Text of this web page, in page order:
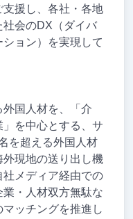
援し、各社・各地
会のDX（ダイバ
ョン）を実現して
国人材を、「介
を中心とする、サ
を超える外国人材
現地の送り出し機
メディア経由での
・人材双方無駄な
マッチングを推進し